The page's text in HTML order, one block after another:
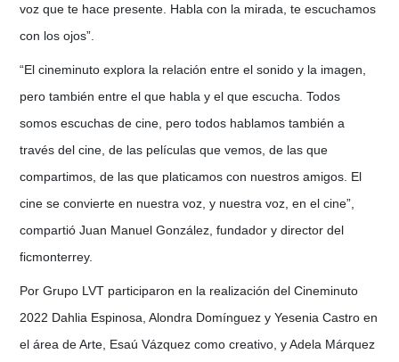
voz que te hace presente. Habla con la mirada, te escuchamos
con los ojos”.
“El cineminuto explora la relación entre el sonido y la imagen,
pero también entre el que habla y el que escucha. Todos
somos escuchas de cine, pero todos hablamos también a
través del cine, de las películas que vemos, de las que
compartimos, de las que platicamos con nuestros amigos. El
cine se convierte en nuestra voz, y nuestra voz, en el cine”,
compartió Juan Manuel González, fundador y director del
ficmonterrey.
Por Grupo LVT participaron en la realización del Cineminuto
2022 Dahlia Espinosa, Alondra Domínguez y Yesenia Castro en
el área de Arte, Esaú Vázquez como creativo, y Adela Márquez